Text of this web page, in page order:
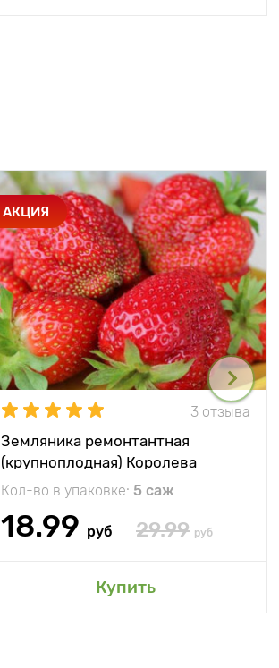
АКЦИЯ
3 отзыва
Земляника ремонтантная
(крупноплодная) Королева
Елизавета
Кол-во в упаковке: 5 саж
18.99 руб 29.99 руб
Купить